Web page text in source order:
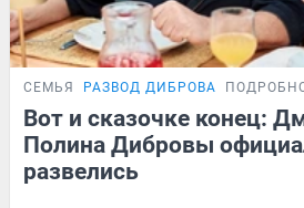
СЕМЬЯ РАЗВОД ДИБРОВА
Вот и сказочке конец:
Полина Дибровы
развелись